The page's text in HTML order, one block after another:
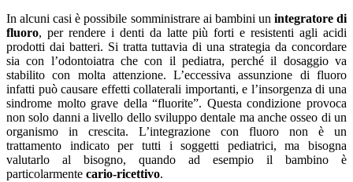
In alcuni casi è possibile somministrare ai bambini un integratore di
fluoro, per rendere i denti da latte più forti e resistenti agli acidi
prodotti dai batteri. Si tratta tuttavia di una strategia da concordare
sia con l’odontoiatra che con il pediatra, perché il dosaggio va
stabilito con molta attenzione. L’eccessiva assunzione di fluoro
infatti può causare effetti collaterali importanti, e l’insorgenza di una
sindrome molto grave della “fluorite”. Questa condizione provoca
non solo danni a livello dello sviluppo dentale ma anche osseo di un
organismo in crescita. L’integrazione con fluoro non è un
trattamento indicato per tutti i soggetti pediatrici, ma bisogna
valutarlo al bisogno, quando ad esempio il bambino è
particolarmente cario-ricettivo.